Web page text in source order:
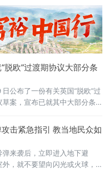
脱欧”过渡期协议大部分条
公布了一份有关英国“脱欧”过
案，宣布已就其中大部分条
击紧急指引 教当地民众如
来袭后，立即进入地下避
，就不要望向闪光或火球，